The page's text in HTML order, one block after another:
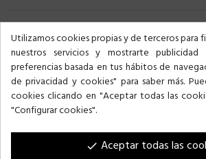
España y Portugal.
Contacto y ayuda
Voltregà
Utilizamos cookies propias y de terceros para
nuestros servicios y mostrarte
preferencias basada en tus hábitos de
de privacidad y cookies" para saber más.
cookies clicando en "Aceptar todas las
"Configurar cookies".
done Aceptar todas las